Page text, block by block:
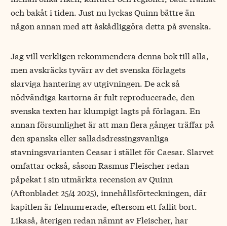
och bakåt i tiden. Just nu lyckas Quinn bättre än
någon annan med att åskådliggöra detta på svenska.
Jag vill verkligen rekommendera denna bok till alla,
men avskräcks tyvärr av det svenska förlagets
slarviga hantering av utgivningen. De ack så
nödvändiga kartorna är fult reproducerade, den
svenska texten har klumpigt lagts på förlagan. En
annan försumlighet är att man flera gånger träffar på
den spanska eller salladsdressingsvanliga
stavningsvarianten Ceasar i stället för Caesar. Slarvet
omfattar också, såsom Rasmus Fleischer redan
påpekat i sin utmärkta recension av Quinn
(Aftonbladet 25/4 2025), innehållsförteckningen, där
kapitlen är felnumrerade, eftersom ett fallit bort.
Likaså, återigen redan nämnt av Fleischer, har